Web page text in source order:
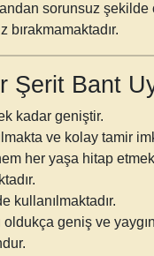
sorunsuz şekilde
bırakmamaktadır.
Şerit Bant
kadar geniştir.
ve kolay tamir
her yaşa hitap
kullanılmaktadır.
geniş ve